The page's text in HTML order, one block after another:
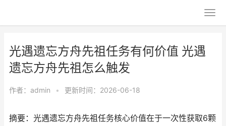
光遇遗忘方舟先祖任务有何价值 光遇
遗忘方舟先祖怎么触发
作者： admin • 更新时间：2026-06-18
摘要：光遇遗忘方舟先祖任务核心价值在于一次性获取6颗